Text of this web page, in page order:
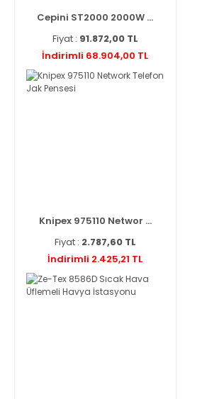
Cepini ST2000 2000W ...
Fiyat : 91.872,00 TL
İndirimli 68.904,00 TL
Knipex 975110 Networ ...
Fiyat : 2.787,60 TL
İndirimli 2.425,21 TL